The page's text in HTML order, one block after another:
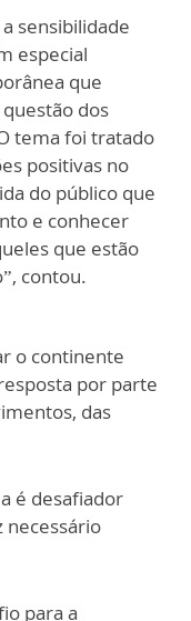
sensibilidade
especial
que
dos
tema foi tratado
positivas no
do público que
e conhecer
que estão
contou.
o continente
por parte
das
é desafiador
necessário
para a